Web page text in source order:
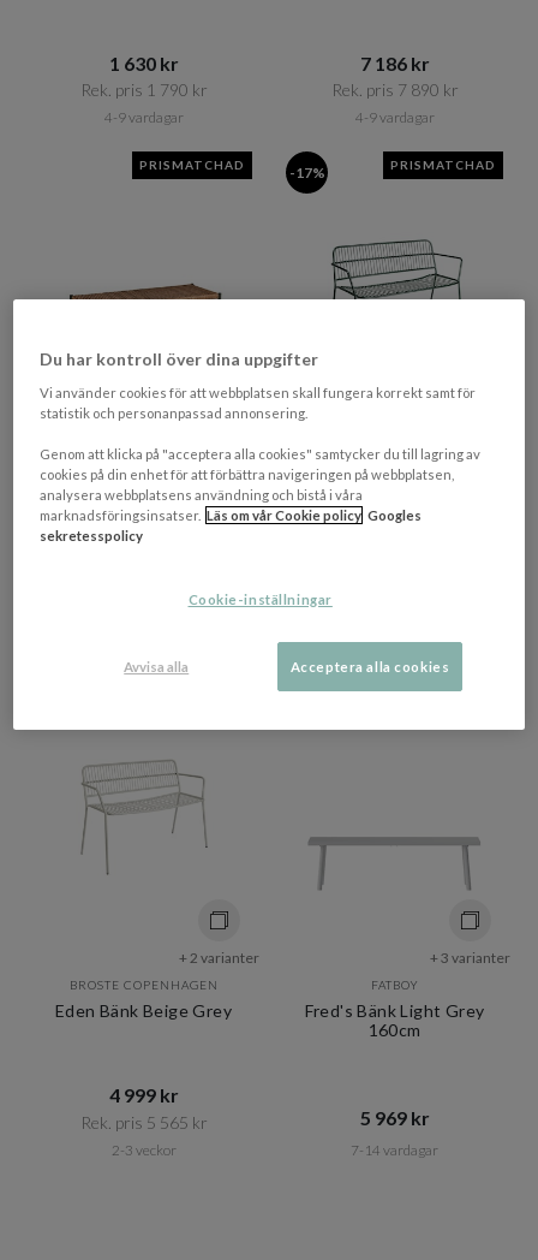
1 630 kr​​
Rek. pris 1 790 kr​​
4-9 vardagar
7 186 kr​​
Rek. pris 7 890 kr​​
4-9 vardagar
PRISMATCHAD
BRAFAB
DK Bänk Nordic
Green/Natur
Rek. pris 1 790 kr​​
-17% PRISMATCHAD
BROSTE COPENHAGEN
Eden Bänk Forest Green
+ 2 varianter
BROSTE COPENHAGEN
Eden Bänk Beige Grey
4 999 kr​​
Rek. pris 5 565 kr​​
2-3 veckor
+ 3 varianter
FATBOY
Fred's Bänk Light Grey
160cm
5 969 kr​​
7-14 vardagar
Du har kontroll över dina uppgifter
Vi använder cookies för att webbplatsen skall fungera korrekt samt för
statistik och personanpassad annonsering.
Genom att klicka på "acceptera alla cookies" samtycker du till lagring av
cookies på din enhet för att förbättra navigeringen på webbplatsen,
analysera webbplatsens användning och bistå i våra
marknadsföringsinsatser. Läs om vår Cookie policy Googles
sekretesspolicy
Cookie-inställningar
Avvisa alla Acceptera alla cookies